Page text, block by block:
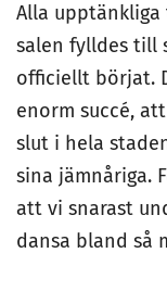
Alla upptänkliga
salen fylldes till
officiellt börjat.
enorm succé,
slut i hela
sina jämnåriga.
att vi snarast
dansa bland så